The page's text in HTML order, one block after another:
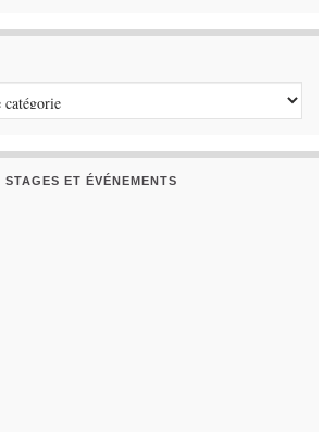
ET ÉVÉNEMENTS